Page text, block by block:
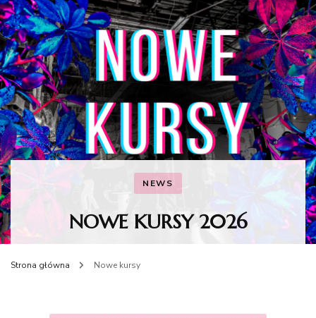
NEWS
NOWE KURSY 2026
Strona główna Nowe kursy